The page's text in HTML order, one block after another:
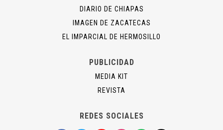
DIARIO DE CHIAPAS
IMAGEN DE ZACATECAS
EL IMPARCIAL DE HERMOSILLO
PUBLICIDAD
MEDIA KIT
REVISTA
REDES SOCIALES